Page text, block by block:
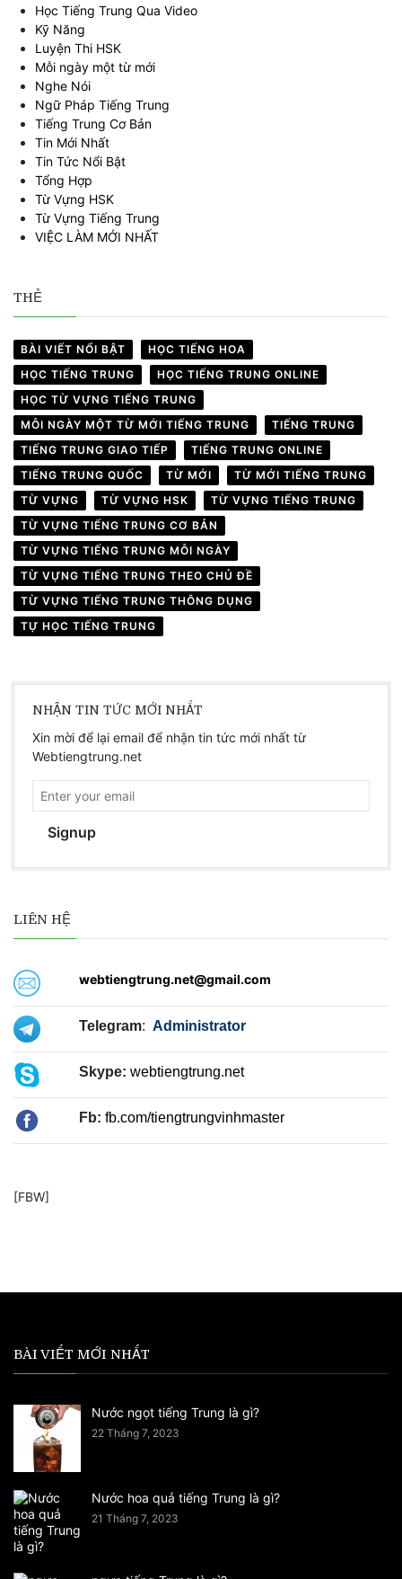
Học Tiếng Trung Qua Video
Kỹ Năng
Luyện Thi HSK
Mỗi ngày một từ mới
Nghe Nói
Ngữ Pháp Tiếng Trung
Tiếng Trung Cơ Bản
Tin Mới Nhất
Tin Tức Nổi Bật
Tổng Hợp
Từ Vựng HSK
Từ Vựng Tiếng Trung
VIỆC LÀM MỚI NHẤT
THẺ
BÀI VIẾT NỔI BẬT
HỌC TIẾNG HOA
HỌC TIẾNG TRUNG
HỌC TIẾNG TRUNG ONLINE
HỌC TỪ VỰNG TIẾNG TRUNG
MỖI NGÀY MỘT TỪ MỚI TIẾNG TRUNG
TIẾNG TRUNG
TIẾNG TRUNG GIAO TIẾP
TIẾNG TRUNG ONLINE
TIẾNG TRUNG QUỐC
TỪ MỚI
TỪ MỚI TIẾNG TRUNG
TỪ VỰNG
TỪ VỰNG HSK
TỪ VỰNG TIẾNG TRUNG
TỪ VỰNG TIẾNG TRUNG CƠ BẢN
TỪ VỰNG TIẾNG TRUNG MỖI NGÀY
TỪ VỰNG TIẾNG TRUNG THEO CHỦ ĐỀ
TỪ VỰNG TIẾNG TRUNG THÔNG DỤNG
TỰ HỌC TIẾNG TRUNG
NHẬN TIN TỨC MỚI NHẤT
Xin mời để lại email để nhận tin tức mới nhất từ
Webtiengtrung.net
Signup
LIÊN HỆ
webtiengtrung.net@gmail.com
Telegram: Administrator
Skype: webtiengtrung.net
Fb: fb.com/tiengtrungvinhmaster
[FBW]
BÀI VIẾT MỚI NHẤT
Nước ngọt tiếng Trung là gì?
22 Tháng 7, 2023
Nước hoa quả tiếng Trung là gì?
21 Tháng 7, 2023